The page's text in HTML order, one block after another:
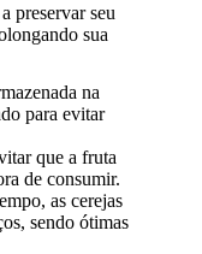
preservar seu
sua
na
para evitar
que a fruta
de consumir.
as cerejas
sendo ótimas